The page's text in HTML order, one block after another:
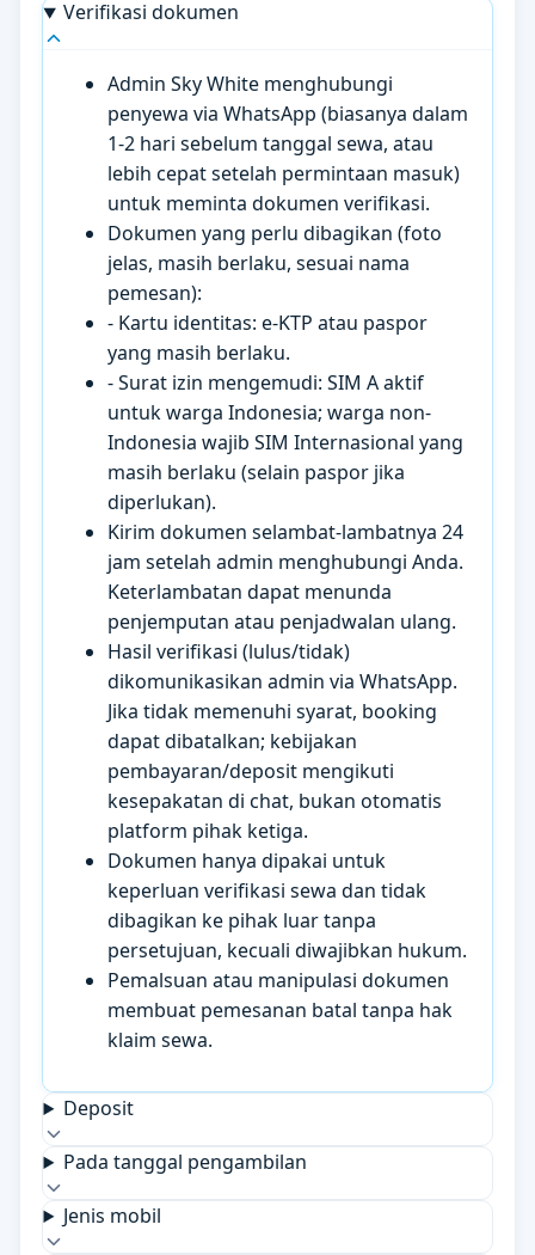
Verifikasi dokumen
Admin Sky White menghubungi
penyewa via WhatsApp (biasanya dalam
1-2 hari sebelum tanggal sewa, atau
lebih cepat setelah permintaan masuk)
untuk meminta dokumen verifikasi.
Dokumen yang perlu dibagikan (foto
jelas, masih berlaku, sesuai nama
pemesan):
- Kartu identitas: e-KTP atau paspor
yang masih berlaku.
- Surat izin mengemudi: SIM A aktif
untuk warga Indonesia; warga non-
Indonesia wajib SIM Internasional yang
masih berlaku (selain paspor jika
diperlukan).
Kirim dokumen selambat-lambatnya 24
jam setelah admin menghubungi Anda.
Keterlambatan dapat menunda
penjemputan atau penjadwalan ulang.
Hasil verifikasi (lulus/tidak)
dikomunikasikan admin via WhatsApp.
Jika tidak memenuhi syarat, booking
dapat dibatalkan; kebijakan
pembayaran/deposit mengikuti
kesepakatan di chat, bukan otomatis
platform pihak ketiga.
Dokumen hanya dipakai untuk
keperluan verifikasi sewa dan tidak
dibagikan ke pihak luar tanpa
persetujuan, kecuali diwajibkan hukum.
Pemalsuan atau manipulasi dokumen
membuat pemesanan batal tanpa hak
klaim sewa.
Deposit
Pada tanggal pengambilan
Jenis mobil